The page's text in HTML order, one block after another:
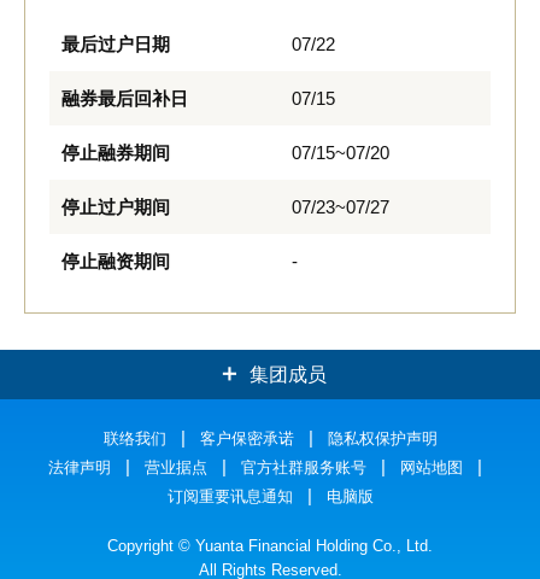
最后过户日期 07/22
融券最后回补日 07/15
停止融券期间 07/15~07/20
停止过户期间 07/23~07/27
停止融资期间 -
集团成员
元大证券 元大银行
元大投信
元大期货 元大投顾
联络我们 客户保密承诺
隐私权保护声明
法律声明
营业据点 官方社群服务账号
网站地图
订阅重要讯息通知
电脑版
Copyright © Yuanta Financial Holding Co., Ltd.
All Rights Reserved.